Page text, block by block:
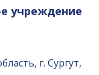
учреждение
г. Сургут,